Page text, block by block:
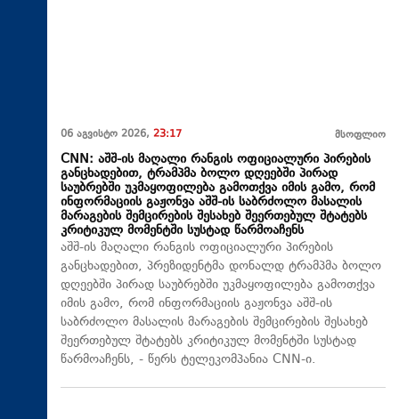
06 აგვისტო 2026, 23:17 მსოფლიო
CNN: აშშ-ის მაღალი რანგის ოფიციალური პირების
განცხადებით, ტრამპმა ბოლო დღეებში პირად
საუბრებში უკმაყოფილება გამოთქვა იმის გამო, რომ
ინფორმაციის გაჟონვა აშშ-ის საბრძოლო მასალის
მარაგების შემცირების შესახებ შეერთებულ შტატებს
კრიტიკულ მომენტში სუსტად წარმოაჩენს
აშშ-ის მაღალი რანგის ოფიციალური პირების
განცხადებით, პრეზიდენტმა დონალდ ტრამპმა ბოლო
დღეებში პირად საუბრებში უკმაყოფილება გამოთქვა
იმის გამო, რომ ინფორმაციის გაჟონვა აშშ-ის
საბრძოლო მასალის მარაგების შემცირების შესახებ
შეერთებულ შტატებს კრიტიკულ მომენტში სუსტად
წარმოაჩენს, - წერს ტელეკომპანია CNN-ი.